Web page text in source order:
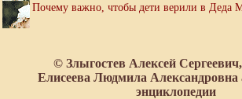
Почему важно, чтобы дети верили в Деда
© Злыгостев Алексей
Елисеева Людмила Александровна
энциклопедии